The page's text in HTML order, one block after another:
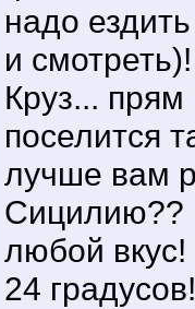
надо
и
Круз...
поселится
лучше вам
Сицилию??
любой
24 градусов!